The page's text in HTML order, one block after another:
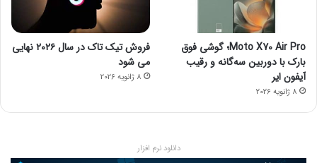
Moto X70 Air Pro؛ گوشی فوق
بارک با دوربین سه‌گانه و رقیب
آیفون ایر
8 ژانویه 2026
فروش تیک تاک در سال ۲۰۲۶ نهایی
می شود
8 ژانویه 2026
دانلود نرم افزار